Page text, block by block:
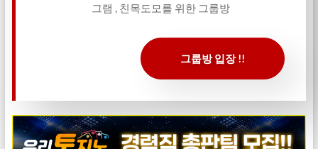
그램 , 친목도모를 위한 그룹방
그룹방 입장 !!